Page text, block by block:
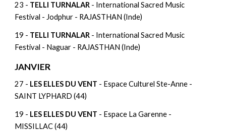
23 - TELLI TURNALAR - International Sacred Music
Festival - Jodphur - RAJASTHAN (Inde)
19 - TELLI TURNALAR - International Sacred Music
Festival - Naguar - RAJASTHAN (Inde)
JANVIER
27 - LES ELLES DU VENT - Espace Culturel Ste-Anne -
SAINT LYPHARD (44)
19 - LES ELLES DU VENT - Espace La Garenne -
MISSILLAC (44)